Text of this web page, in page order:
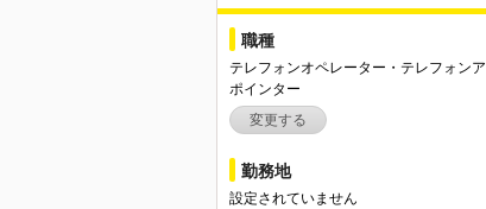
職種
テレフォンオペレーター・テレフォンア
ポインター
変更する
勤務地
設定されていません